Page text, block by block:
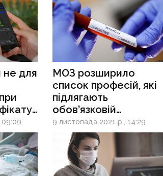
не для
09:09
МОЗ розширило
список професій, які
підлягають
обов’язковій
вакцинації
9 листопада 2021 р., 14:29